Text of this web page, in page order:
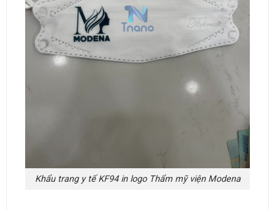
Khẩu trang y tế KF94 in logo Thẩm mỹ viện Modena